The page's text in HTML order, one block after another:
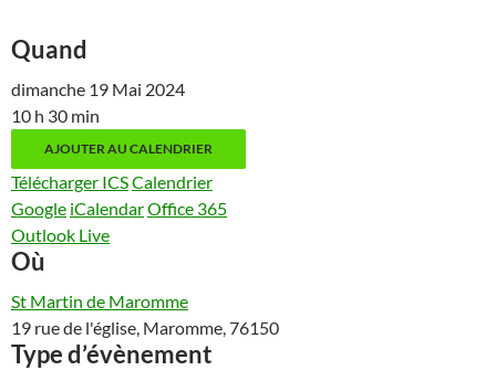
Quand
dimanche 19 Mai 2024
10 h 30 min
AJOUTER AU CALENDRIER
Télécharger ICSCalendrier
Google iCalendarOffice 365
Outlook Live
Où
St Martin de Maromme
19 rue de l'église, Maromme, 76150
Type d’évènement